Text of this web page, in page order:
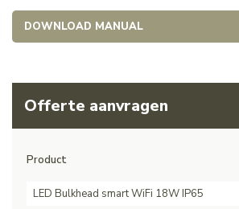
DOWNLOAD MANUAL
Offerte aanvragen
Product
LED Bulkhead smart WiFi 18W IP65